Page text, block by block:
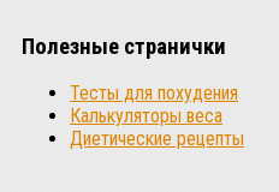
Полезные странички
Тесты для похудения
Калькуляторы веса
Диетические рецепты